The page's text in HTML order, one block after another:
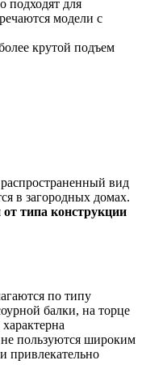
подходят для
модели с
крутой подъем
вид
в загородных домах.
типа конструкции
по типу
балки, на торце
пользуются широким
привлекательно